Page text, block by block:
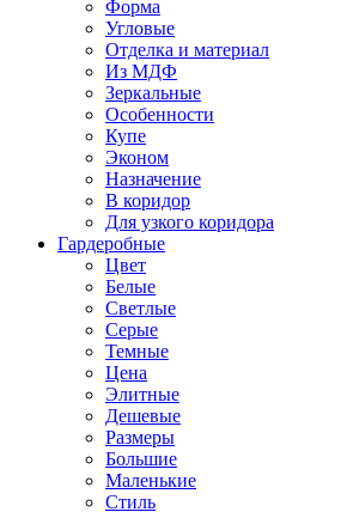
Форма
Угловые
Отделка и материал
Из МДФ
Зеркальные
Особенности
Купе
Эконом
Назначение
В коридор
Для узкого коридора
Гардеробные
Цвет
Белые
Светлые
Серые
Темные
Цена
Элитные
Дешевые
Размеры
Большие
Маленькие
Стиль